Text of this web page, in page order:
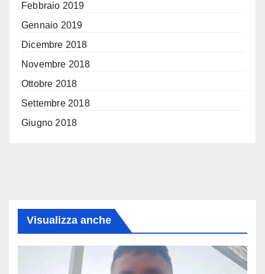
Febbraio 2019
Gennaio 2019
Dicembre 2018
Novembre 2018
Ottobre 2018
Settembre 2018
Giugno 2018
Visualizza anche